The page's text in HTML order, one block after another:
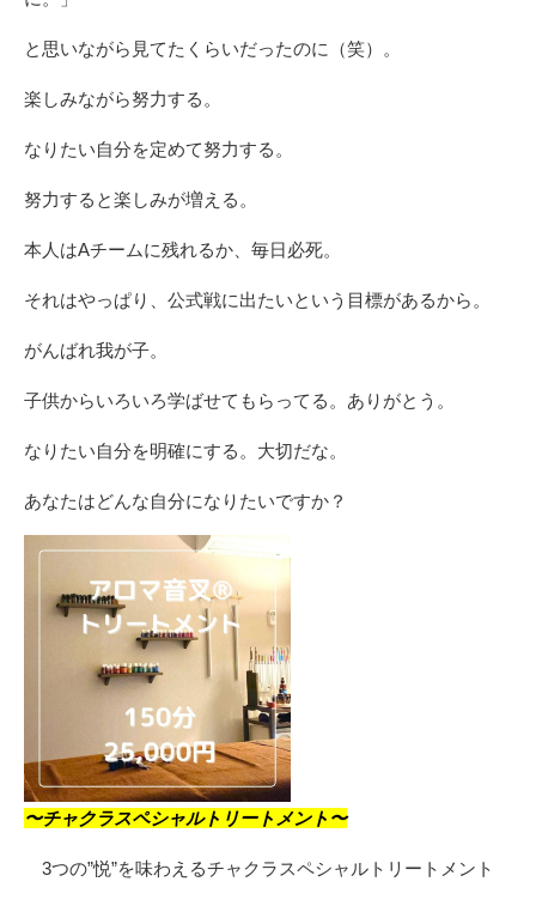
と思いながら見てたくらいだったのに（笑）。
楽しみながら努力する。
なりたい自分を定めて努力する。
努力すると楽しみが増える。
本人はAチームに残れるか、毎日必死。
それはやっぱり、公式戦に出たいという目標があるから。
がんばれ我が子。
子供からいろいろ学ばせてもらってる。ありがとう。
なりたい自分を明確にする。大切だな。
あなたはどんな自分になりたいですか？
〜チャクラスペシャルトリートメント〜
3つの”悦”を味わえるチャクラスペシャルトリートメント